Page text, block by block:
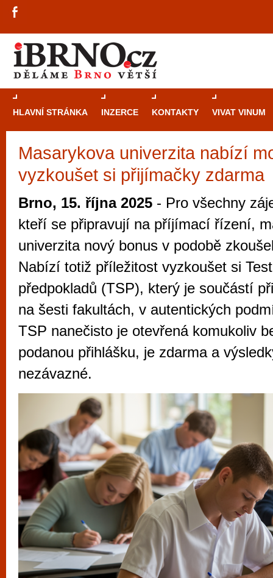
HLAVNÍ STRÁNKA INZERCE KONTAKTY VIVAT VINUM
Masarykova univerzita nabízí
vyzkoušet si přijímačky zdarma
Brno, 15. října 2025 - Pro všechny
kteří se připravují na příjímací řízení,
univerzita nový bonus v podobě
Nabízí totiž příležitost vyzkoušet si
předpokladů (TSP), který je součástí
na šesti fakultách, v autentických
TSP nanečisto je otevřená komukoliv
podanou přihlášku, je zdarma a
nezávazné.
Průvodce
Brně: Od
Brno je
zajímavé
restaurace,
Mimo jiné je ale také místem, kde si
vyzkoušet různé kasinové hry. V
metropoli naleznete širokou nabídku her
po moderní automaty jak pro pravidelné
příležitostné hráče. V...